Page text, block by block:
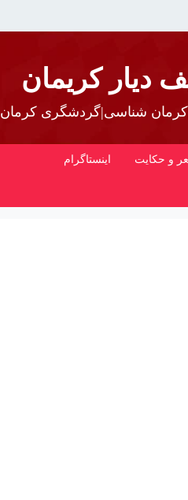
دیار کریمان
شناسی|گردشگری کرمان
و حکایت اینستاگرام